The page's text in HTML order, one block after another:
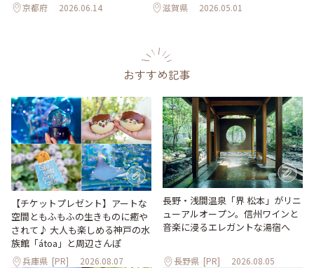
京都府 2026.06.14 滋賀県 2026.05.01
おすすめ記事
【チケットプレゼント】アートな
空間ともふもふの生きものに癒や
されて♪ 大人も楽しめる神戸の水
族館「átoa」と周辺さんぽ
兵庫県 [PR] 2026.08.07
長野・浅間温泉「界 松本」がリニ
ューアルオープン。信州ワインと
音楽に浸るエレガントな湯宿へ
長野県 [PR] 2026.08.05